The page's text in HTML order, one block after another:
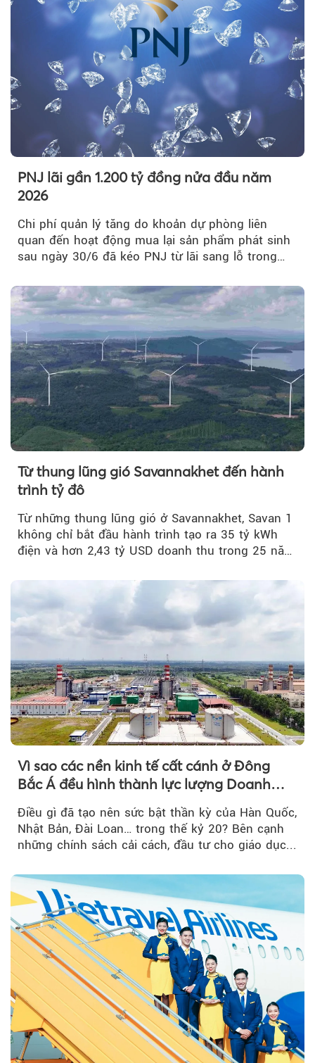
PNJ lãi gần 1.200 tỷ đồng nửa đầu năm
2026
Chi phí quản lý tăng do khoản dự phòng liên
quan đến hoạt động mua lại sản phẩm phát sinh
sau ngày 30/6 đã kéo PNJ từ lãi sang lỗ trong
Từ thung lũng gió Savannakhet đến hành
trình tỷ đô
Từ những thung lũng gió ở Savannakhet, Savan 1
không chỉ bắt đầu hành trình tạo ra 35 tỷ kWh
điện và hơn 2,43 tỷ USD doanh thu trong 25 năm
Vì sao các nền kinh tế cất cánh ở Đông
Bắc Á đều hình thành lực lượng Doanh
nghiệp Quốc gia?
Điều gì đã tạo nên sức bật thần kỳ của Hàn Quốc,
Nhật Bản, Đài Loan… trong thế kỷ 20? Bên cạnh
những chính sách cải cách, đầu tư cho giáo dục...